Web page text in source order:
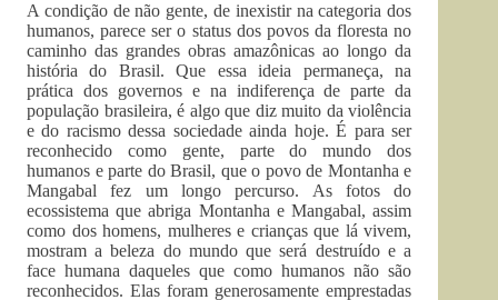
A condição de não gente, de inexistir na categoria dos
humanos, parece ser o status dos povos da floresta no
caminho das grandes obras amazônicas ao longo da
história do Brasil. Que essa ideia permaneça, na
prática dos governos e na indiferença de parte da
população brasileira, é algo que diz muito da violência
e do racismo dessa sociedade ainda hoje. É para ser
reconhecido como gente, parte do mundo dos
humanos e parte do Brasil, que o povo de Montanha e
Mangabal fez um longo percurso. As fotos do
ecossistema que abriga Montanha e Mangabal, assim
como dos homens, mulheres e crianças que lá vivem,
mostram a beleza do mundo que será destruído e a
face humana daqueles que como humanos não são
reconhecidos. Elas foram generosamente emprestadas